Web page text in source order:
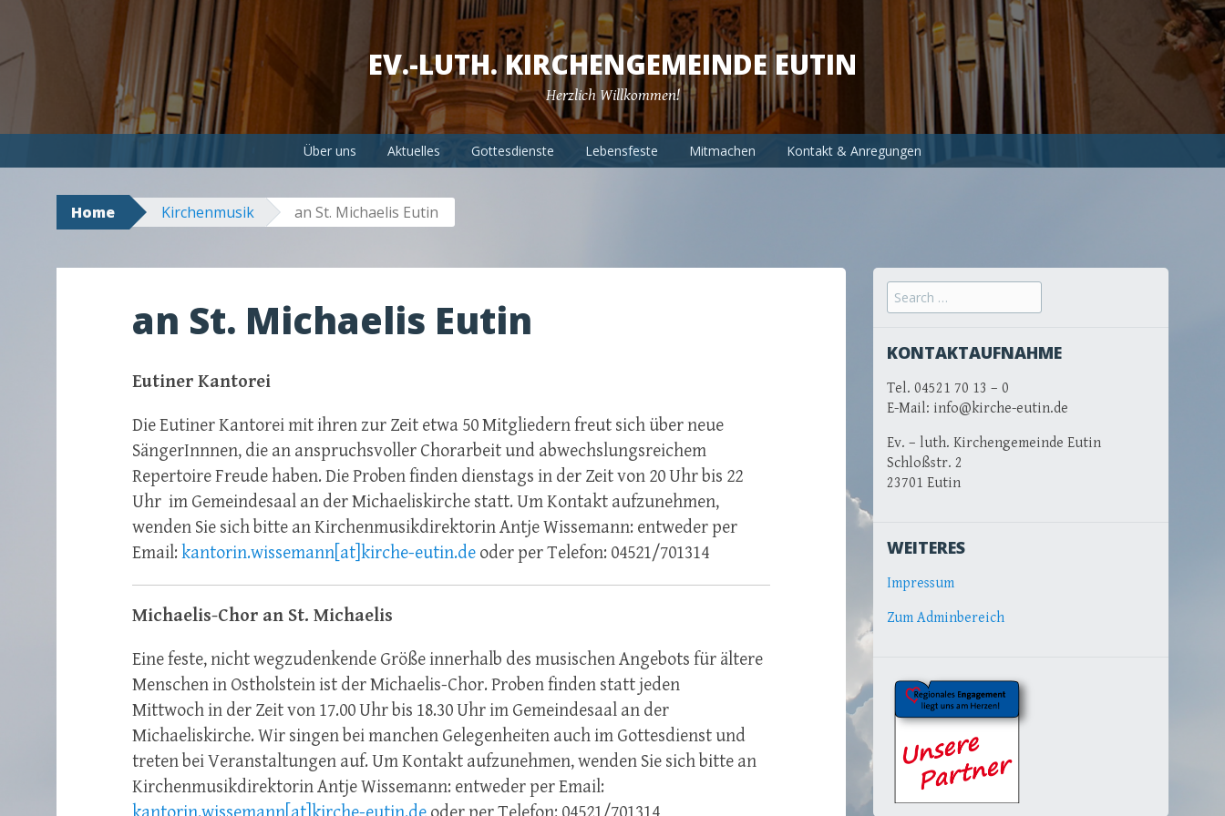
EV.-LUTH. KIRCHENGEMEINDE EUTIN
Herzlich Willkommen!
Über uns Aktuelles Gottesdienste Lebensfeste Mitmachen Kontakt & Anregungen
Home Kirchenmusik an St. Michaelis Eutin
an St. Michaelis Eutin
Eutiner Kantorei
Die Eutiner Kantorei mit ihren zur Zeit etwa 50 Mitgliedernfreut sich über neue
SängerInnnen, die an anspruchsvoller Chorarbeit und abwechslungsreichem
Repertoire Freudehaben. Die Proben finden dienstags in der Zeitvon 20 Uhr bis 22
Uhr im Gemeindesaal an der Michaeliskirche statt. Um Kontakt aufzunehmen,
wenden Sie sich bitte an Kirchenmusikdirektorin AntjeWissemann: entweder per
Email: kantorin.wissemann[at]kirche-eutin.de oder perTelefon: 04521/701314
Michaelis-Chor an St. Michaelis
Eine feste, nicht wegzudenkende Größe innerhalb des musischen Angebots für ältere
Menschen in Ostholstein ist der Michaelis-Chor. Proben finden statt jeden
Mittwochin der Zeit von 17.00 Uhr bis 18.30Uhr im Gemeindesaal an der
Michaeliskirche. Wir singen bei manchen Gelegenheiten auch im Gottesdienst und
treten bei Veranstaltungen auf. Um Kontakt aufzunehmen, wenden Sie sich bitte an
Kirchenmusikdirektorin Antje Wissemann: entweder per Email:
Search for:
KONTAKTAUFNAHME
Tel. 04521 70 13 – 0
E-Mail: info@kirche-eutin.de
Ev. – luth. Kirchengemeinde Eutin
Schloßstr. 2
23701 Eutin
WEITERES
Impressum
Zum Adminbereich